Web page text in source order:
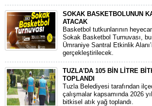
SOKAK BASKETBOLUNUN
ATACAK
Basketbol tutkunlarının
Sokak Basketbol Turnuvası, bu
Ümraniye Santral Etkinlik
gerçekleştirilecek.
TUZLA'DA 105 BİN LİTRE
TOPLANDI
Tuzla Belediyesi tarafından
çalışmalar kapsamında 2026
bitkisel atık yağ toplandı.